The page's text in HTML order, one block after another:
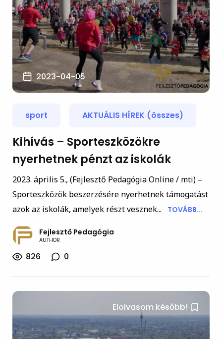
2023-04-05
sport AKTUÁLIS HÍREK (összes)
Kihívás – Sporteszközökre
nyerhetnek pénzt az iskolák
2023. április 5., (Fejlesztő Pedagógia Online / mti) –
Sporteszközök beszerzésére nyerhetnek támogatást
azok az iskolák, amelyek részt vesznek...
TOVÁBB...
Fejlesztő Pedagógia
AUTHOR
826 0
Elolvasom később!